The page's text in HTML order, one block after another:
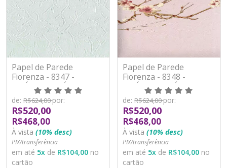
Papel de Parede
Fiorenza - 8347 -
VINÍLICO LAVÁVEL
de: R$624,00por:
R$520,00
R$468,00
À vista (10% desc)
PIX/transferência
em até 5x de R$104,00 no
cartão
Papel de Parede
Fiorenza - 8348 -
VINÍLICO LAVÁVEL
de: R$624,00por:
R$520,00
R$468,00
À vista (10% desc)
PIX/transferência
em até 5x de R$104,00 no
cartão